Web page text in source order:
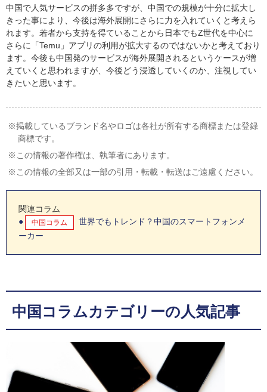
中国で人気サービスの拼多多ですが、中国での規模が十分に拡大し
きった事により、今後は海外展開にさらに力を入れていくと考えら
れます。若者から支持を得ていることから日本でもZ世代を中心に
さらに「Temu」アプリの利用が拡大するのではないかと考えており
ます。今後も中国発のサービスが海外展開されるというケースが増
えていくと思われますが、今後どう浸透していくのか、注視してい
きたいと思います。
掲載しているブランド名やロゴは各社が所有する商標または登録
商標です。
この情報の著作権は、執筆者にあります。
この情報の全部又は一部の引用・転載・転送はご遠慮ください。
関連コラム
中国コラム
世界でもトレンド？中国のスマートフォンメ
ーカー
中国コラムカテゴリーの人気記事